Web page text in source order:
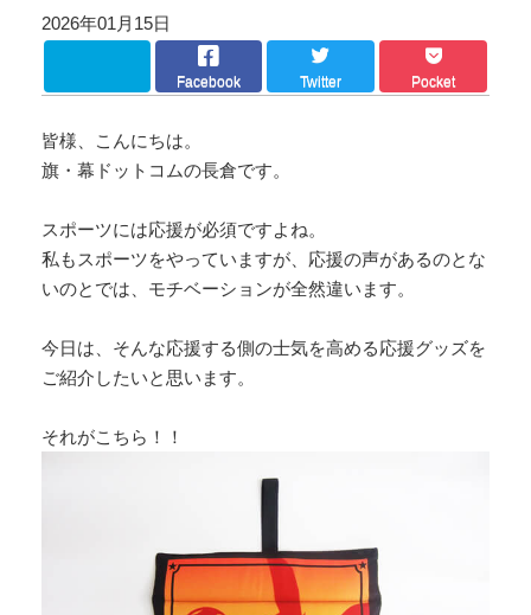
2026年01月15日
Facebook Twitter Pocket
皆様、こんにちは。
旗・幕ドットコムの長倉です。
スポーツには応援が必須ですよね。
私もスポーツをやっていますが、応援の声があるのとな
いのとでは、モチベーションが全然違います。
今日は、そんな応援する側の士気を高める応援グッズを
ご紹介したいと思います。
それがこちら！！